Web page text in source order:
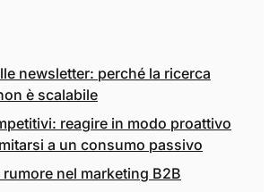
newsletter: perché la ricerca
è scalabile
reagire in modo proattivo
a un consumo passivo
rumore nel marketing B2B